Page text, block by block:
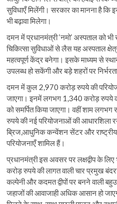
सुविधाएँ मिलेंगी। सरकार का मानना है कि
भी बढ़ावा मिलेगा।
दमन में प्रधानमंत्री ‘नमो’ अस्पताल को
चिकित्सा सुविधाओं से लैस यह अस्पताल
महत्वपूर्ण केंद्र बनेगा। इसके माध्यम से
उपलब्ध हो सकेंगी और बड़े शहरों पर
दमन में कुल 2,970 करोड़ रुपये की
जाएगा। इनमें लगभग 1,340 करोड़ रुपये
को समर्पित किया जाएगा। वहीं शाम
रुपये की नई परियोजनाओं की
ब्रिज,आधुनिक कन्वेंशन सेंटर और राष्ट्रीय
परियोजनाएँ शामिल हैं।
प्रधानमंत्री इस अवसर पर लक्षद्वीप के
करोड़ रुपये की लागत वाली चार प्रमुख
कल्पेनी और कदमत द्वीपों पर बनने वाली
जहाजों की आवाजाही अधिक आसान हो